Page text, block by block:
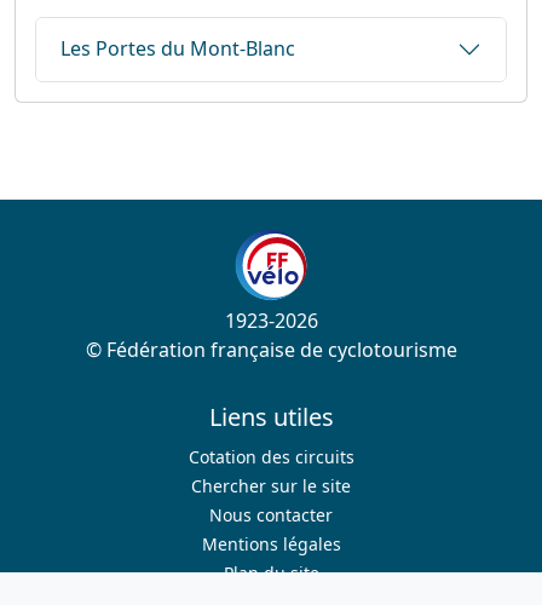
Les Portes du Mont-Blanc
1923-2026
© Fédération française de cyclotourisme
Liens utiles
Cotation des circuits
Chercher sur le site
Nous contacter
Mentions légales
Plan du site